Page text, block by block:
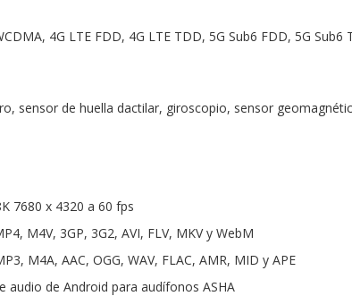
4G LTE FDD, 4G LTE TDD, 5G Sub6 FDD, 5G Sub6
sensor de huella dactilar, giroscopio, sensor
7680 x 4320 a 60 fps
M4V, 3GP, 3G2, AVI, FLV, MKV y WebM
M4A, AAC, OGG, WAV, FLAC, AMR, MID y APE
de Android para audífonos ASHA